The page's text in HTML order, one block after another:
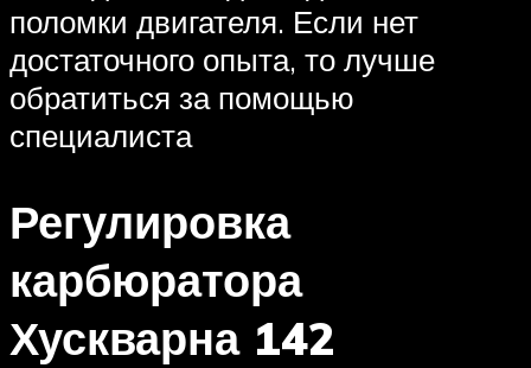
поломки двигателя. Если нет
достаточного опыта, то лучше
обратиться за помощью
специалиста
Регулировка
карбюратора
Хускварна 142